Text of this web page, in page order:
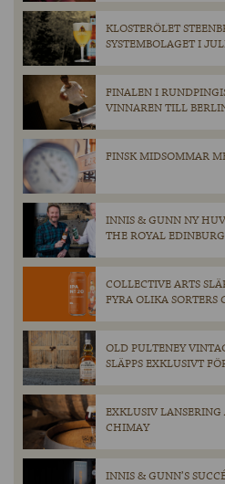
KLOSTERÖLET
SYSTEMBOLAGET I
FINALEN I
VINNAREN TILL
FINSK MIDSOMMAR
INNIS & GUNN NY
THE ROYAL
COLLECTIVE ARTS
FYRA OLIKA SORTERS
OLD PULTENEY
SLÄPPS EXKLUSIVT
EXKLUSIV
CHIMAY
INNIS & GUNN’S